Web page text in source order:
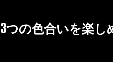
3つの色合いを楽